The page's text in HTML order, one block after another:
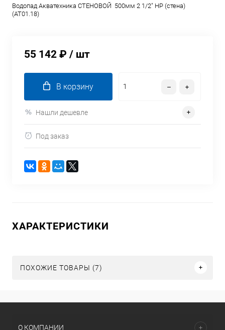
Водопад Акватехника СТЕНОВОЙ 500мм 2 1/2" НР (стена)
(AT01.18)
55 142 ₽ / шт
В корзину
Нашли дешевле
Под заказ
ХАРАКТЕРИСТИКИ
ПОХОЖИЕ ТОВАРЫ (7)
О КОМПАНИИ